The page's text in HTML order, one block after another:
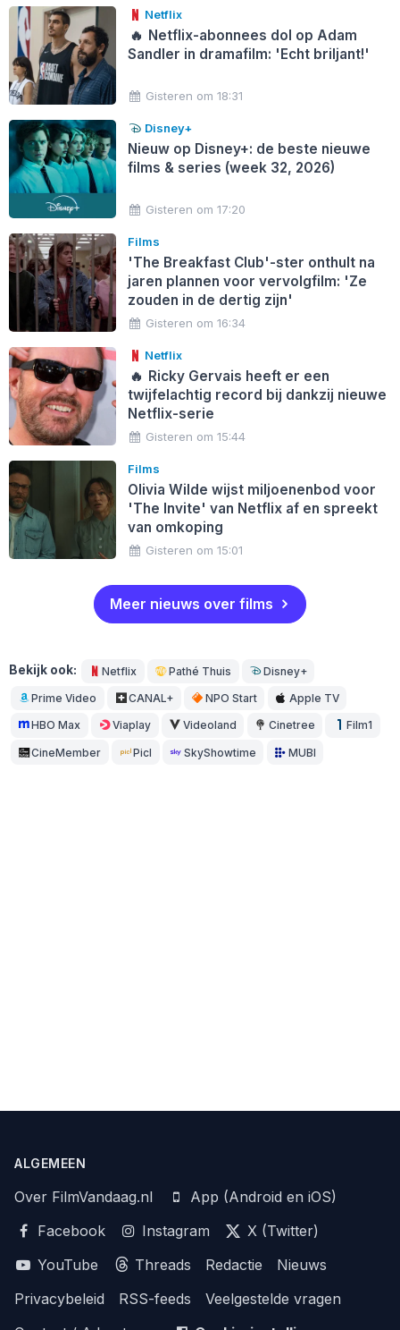
Netflix
🔥 Netflix-abonnees dol op Adam
Sandler in dramafilm: 'Echt briljant!'
Gisteren om 18:31
Disney+
Nieuw op Disney+: de beste nieuwe
films & series (week 32, 2026)
Gisteren om 17:20
Films
'The Breakfast Club'-ster onthult na
jaren plannen voor vervolgfilm: 'Ze
zouden in de dertig zijn'
Gisteren om 16:34
Netflix
🔥 Ricky Gervais heeft er een
twijfelachtig record bij dankzij nieuwe
Netflix-serie
Gisteren om 15:44
Films
Olivia Wilde wijst miljoenenbod voor
'The Invite' van Netflix af en spreekt
van omkoping
Gisteren om 15:01
Meer nieuws over films
Bekijk ook: Netflix Pathé Thuis Disney+
Prime Video CANAL+ NPO Start Apple TV
HBO Max Viaplay Videoland Cinetree Film1
CineMember Picl SkyShowtime MUBI
ALGEMEEN
Over FilmVandaag.nl
App (Android en iOS)
Facebook
Instagram
X (Twitter)
YouTube
Threads Redactie
Nieuws
Privacybeleid
RSS-feeds
Veelgestelde vragen